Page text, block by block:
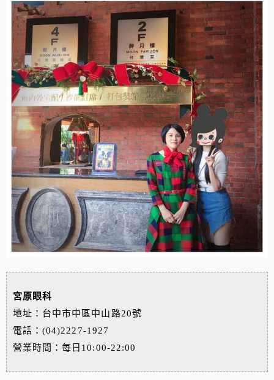
宮原眼科
地址：台中市中區中山路20號
電話：(04)2227-1927
營業時間：每日10:00-22:00